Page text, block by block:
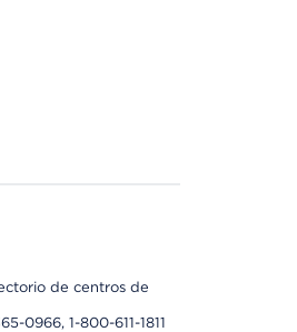
de centros de
0966, 1-800-611-1811